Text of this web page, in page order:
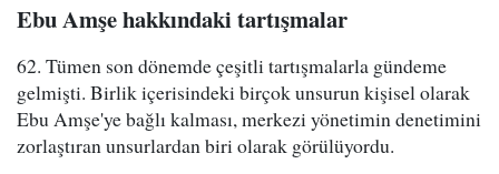
Ebu Amşe hakkındaki tartışmalar
62. Tümen son dönemde çeşitli tartışmalarla gündeme
gelmişti. Birlik içerisindeki birçok unsurun kişisel olarak
Ebu Amşe'ye bağlı kalması, merkezi yönetimin denetimini
zorlaştıran unsurlardan biri olarak görülüyordu.